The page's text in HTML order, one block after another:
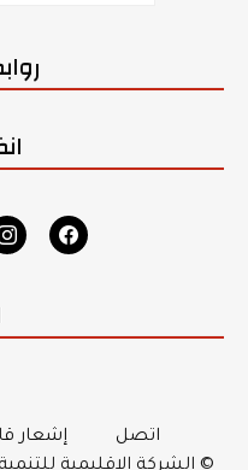
اتصل إشعار
© الشركة الإقليمية